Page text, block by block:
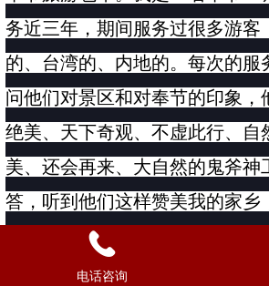
务近三年，期间服务过很多游客
的、台湾的、内地的。每次的服
问他们对景区和对奉节的印象，
绝美、天下奇观、不虚此行、自
美、还会再来、大自然的鬼斧神
答，听到他们这样赞美我的家乡
在重新认识我的家乡，更为我在
增添了前行的动力。暑假来临，
电话咨询